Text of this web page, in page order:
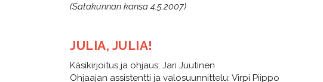
(Satakunnan kansa 4.5.2007)
JULIA, JULIA!
Käsikirjoitus ja ohjaus: Jari Juutinen
Ohjaajan assistentti ja valosuunnittelu: Virpi Piippo